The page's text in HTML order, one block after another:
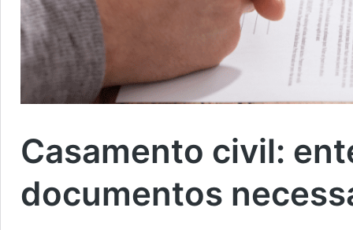
Casamento civil:
documentos